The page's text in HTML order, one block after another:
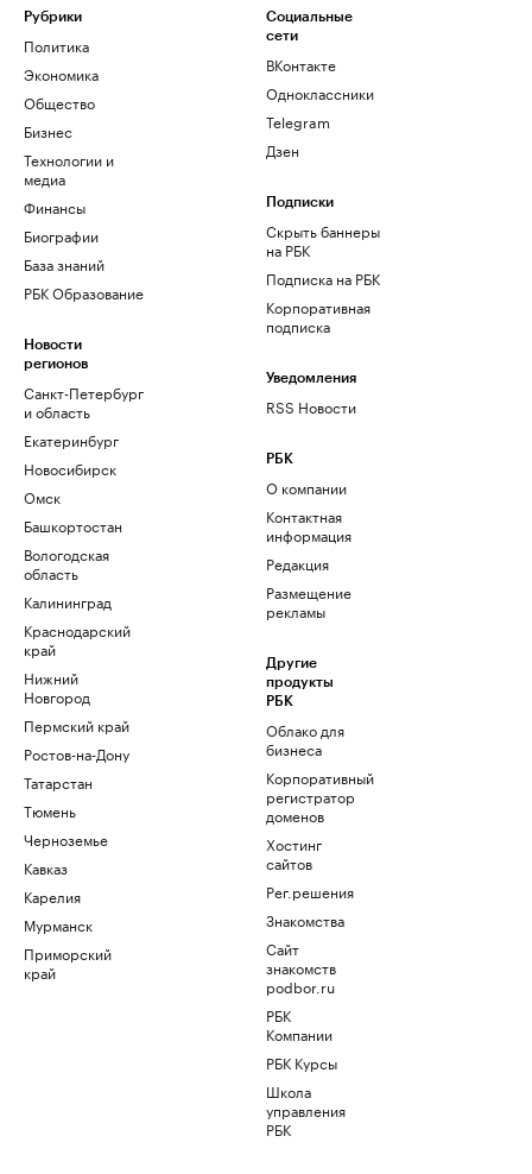
Рубрики
Политика
Экономика
Общество
Бизнес
Технологии и
медиа
Финансы
Биографии
База знаний
РБК Образование
Новости
регионов
Санкт-Петербург
и область
Екатеринбург
Новосибирск
Омск
Башкортостан
Вологодская
область
Калининград
Краснодарский
край
Нижний
Новгород
Пермский край
Ростов-на-Дону
Татарстан
Тюмень
Черноземье
Кавказ
Карелия
Мурманск
Приморский
край
Социальные
сети
ВКонтакте
Одноклассники
Telegram
Дзен
Подписки
Скрыть баннеры
на РБК
Подписка на РБК
Корпоративная
подписка
Уведомления
RSS Новости
РБК
О компании
Контактная
информация
Редакция
Размещение
рекламы
Другие
продукты
РБК
Облако для
бизнеса
Корпоративный
регистратор
доменов
Хостинг
сайтов
Рег.решения
Знакомства
Сайт
знакомств
podbor.ru
РБК
Компании
РБК Курсы
Школа
управления
РБК